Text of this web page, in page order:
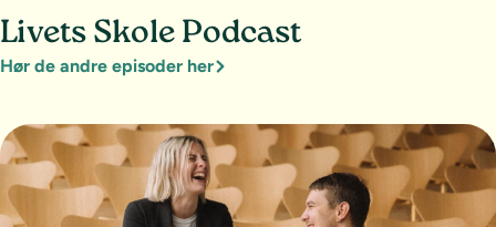
Livets Skole Podcast
Hør de andre episoder her